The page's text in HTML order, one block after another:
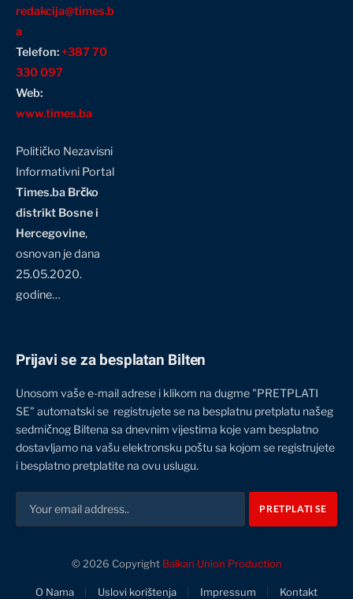
redakcija@times.b
a
Telefon:+387 70
330 097
Web:
www.times.ba
Političko Nezavisni
Informativni Portal
Times.ba Brčko
distrikt Bosne i
Hercegovine,
osnovan je dana
25.05.2020.
godine…
Prijavi se za besplatan Bilten
Unosom vaše e-mail adrese i klikom na dugme "PRETPLATI
SE" automatski se registrujete se na besplatnu pretplatu našeg
sedmičnog Biltena sa dnevnim vijestima koje vam besplatno
dostavljamo na vašu elektronsku poštu sa kojom se registrujete
i besplatno pretplatite na ovu uslugu.
© 2026 Copyright Balkan Union Production
O Nama Uslovi korištenja Impressum Kontakt